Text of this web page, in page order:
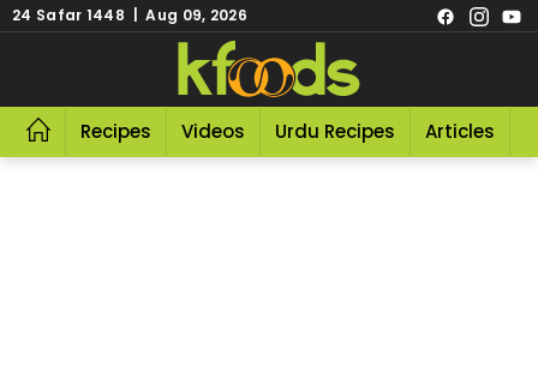
24 Safar 1448 | Aug 09, 2026
Recipes Videos Urdu Recipes Articles